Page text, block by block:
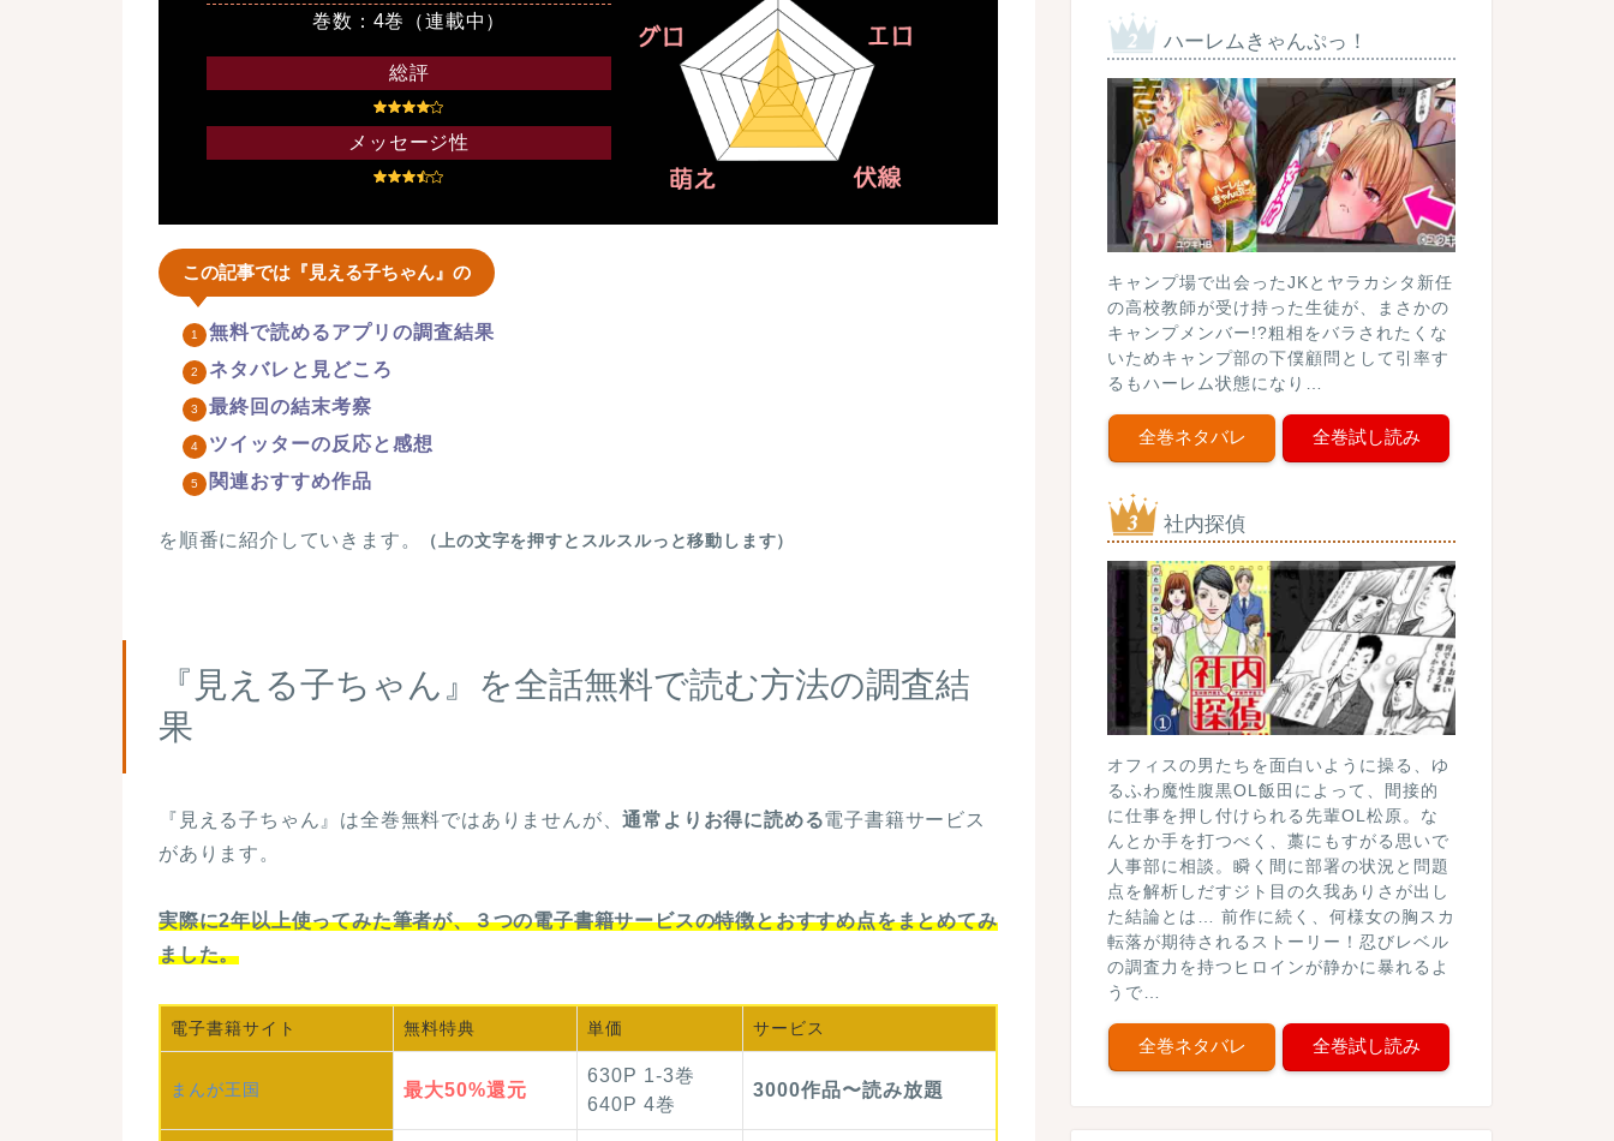
巻数：4巻（連載中）
総評
メッセージ性
この記事では『見える子ちゃん』の
無料で読めるアプリの調査結果
ネタバレと見どころ
最終回の結末考察
ツイッターの反応と感想
関連おすすめ作品
を順番に紹介していきます。 （上の文字を押すとスルスルっと移動します）
『見える子ちゃん』を全話無料で読む方法の調査結
果
『見える子ちゃん』は全巻無料ではありませんが、通常よりお得に読める電子書籍サービス
があります。
実際に2年以上使ってみた筆者が、３つの電子書籍サービスの特徴とおすすめ点をまとめてみ
ました。
電子書籍サイト 無料特典 単価 サービス
まんが王国 最大50%還元
630P 1-3巻
640P 4巻
3000作品〜読み放題
ハーレムきゃんぷっ！
キャンプ場で出会ったJKとヤラカシタ新任
の高校教師が受け持った生徒が、まさかの
キャンプメンバー!?粗相をバラされたくな
いためキャンプ部の下僕顧問として引率す
るもハーレム状態になり…
全巻ネタバレ 全巻試し読み
社内探偵
オフィスの男たちを面白いように操る、ゆ
るふわ魔性腹黒OL飯田によって、間接的
に仕事を押し付けられる先輩OL松原。な
んとか手を打つべく、藁にもすがる思いで
人事部に相談。瞬く間に部署の状況と問題
点を解析しだすジト目の久我ありさが出し
た結論とは… 前作に続く、何様女の胸スカ
転落が期待されるストーリー！忍びレベル
の調査力を持つヒロインが静かに暴れるよ
うで…
全巻ネタバレ 全巻試し読み